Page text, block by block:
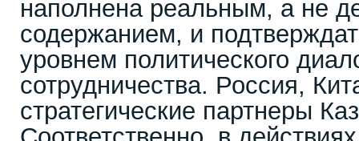
наполнена реальным, а не
содержанием, и
уровнем политического
сотрудничества. Россия,
стратегические партнеры